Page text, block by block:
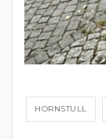
HORNSTULL